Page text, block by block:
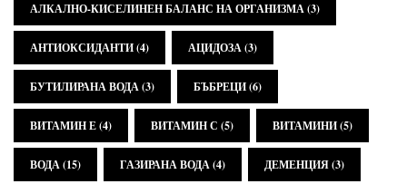
АЛКАЛНО-КИСЕЛИНЕН БАЛАНС НА ОРГАНИЗМА(3)
АНТИОКСИДАНТИ(4) АЦИДОЗА(3)
БУТИЛИРАНА ВОДА(3) БЪБРЕЦИ(6)
ВИТАМИН Е(4) ВИТАМИН С (5) ВИТАМИНИ(5)
ВОДА(15) ГАЗИРАНА ВОДА(4) ДЕМЕНЦИЯ(3)